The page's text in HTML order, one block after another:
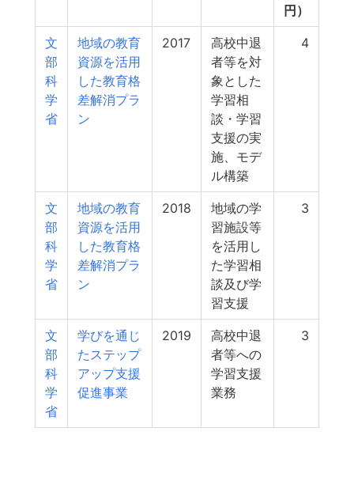
円）
文
部
科
学
省
地域の教育
資源を活用
した教育格
差解消プラ
ン
2017
高校中退
者等を対
象とした
学習相
談・学習
支援の実
施、モデ
ル構築
4
文
部
科
学
省
地域の教育
資源を活用
した教育格
差解消プラ
ン
2018
地域の学
習施設等
を活用し
た学習相
談及び学
習支援
3
文
部
科
学
省
学びを通じ
たステップ
アップ支援
促進事業
2019
高校中退
者等への
学習支援
業務
3